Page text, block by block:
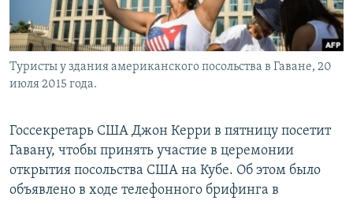
Туристы у здания американского посольства в Гаване, 20
июля 2015 года.
Госсекретарь США Джон Керри в пятницу посетит
Гавану, чтобы принять участие в церемонии
открытия посольства США на Кубе. Об этом было
объявлено в ходе телефонного брифинга в